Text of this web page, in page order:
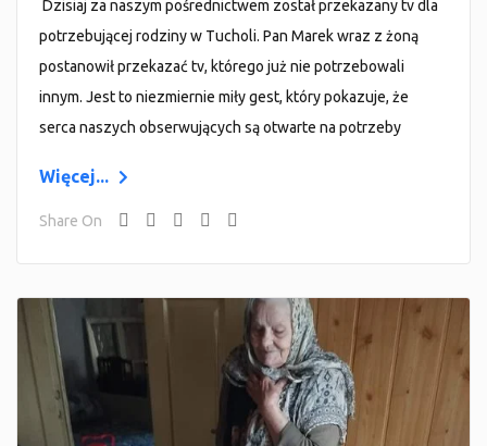
Dzisiaj za naszym pośrednictwem został przekazany tv dla
potrzebującej rodziny w Tucholi. Pan Marek wraz z żoną
postanowił przekazać tv, którego już nie potrzebowali
innym. Jest to niezmiernie miły gest, który pokazuje, że
serca naszych obserwujących są otwarte na potrzeby
Więcej...
Share On